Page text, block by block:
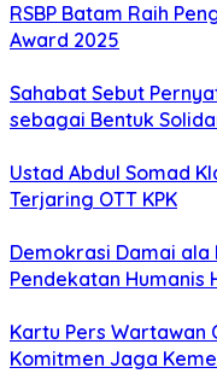
RSBP Batam Raih
Award 2025
Sahabat Sebut
sebagai Bentuk
Ustad Abdul Somad
Terjaring OTT KPK
Demokrasi Damai ala
Pendekatan Humanis
Kartu Pers Wartawan
Komitmen Jaga